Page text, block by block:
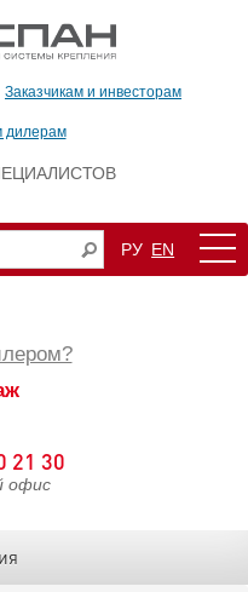
Заказчикам и инвесторам
дилерам
РУ EN
21 30
офис